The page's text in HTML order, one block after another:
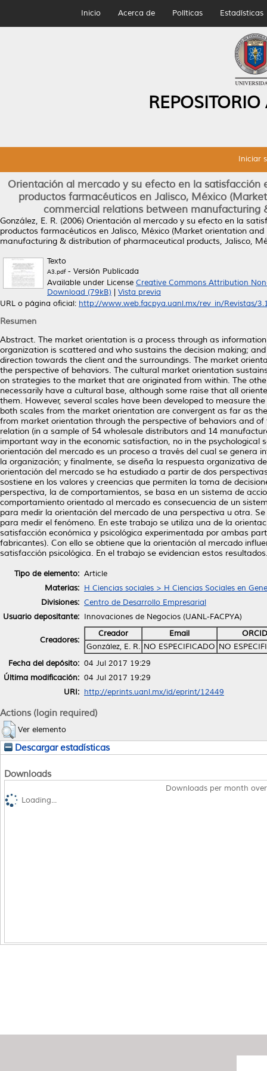
Inicio Acerca de Políticas Estadísticas
Iniciar
Orientación al mercado y su efecto en la
productos farmacéuticos en Jalisco, México
commercial relations between manufacturing
González, E. R. (2006) Orientación al mercado y su efecto en la
productos farmacéuticos en Jalisco, México (Market orientation
manufacturing & distribution of pharmaceutical products, Jalisco,
Texto
A3.pdf- Versión Publicada
Available under License Creative Commons Attribution
Download (79kB)
Vista previa
URL o página oficial: http://www.web.facpya.uanl.mx/rev_in/Revistas/
Resumen
Abstract. The market orientation is a process through as
organization is scattered and who sustains the decision making;
direction towards the client and the surroundings. The market
the perspective of behaviors. The cultural market orientation
on strategies to the market that are originated from within. The
necessarily have a cultural base, although some raise that all
them. However, several scales have been developed to measure
both scales from the market orientation are convergent as far as
from market orientation through the perspective of behaviors and
relation (in a sample of 54 wholesale distributors and 14
important way in the economic satisfaction, no in the
orientación del mercado es un proceso a través del cual se genera
la organización; y finalmente, se diseña la respuesta organizativa
orientación del mercado se ha estudiado a partir de dos
sostiene en los valores y creencias que permiten la toma de
perspectiva, la de comportamientos, se basa en un sistema de
comportamiento orientado al mercado es consecuencia de un
para medir la orientación del mercado de una perspectiva u otra.
para medir el fenómeno. En este trabajo se utiliza una de la
satisfacción económica y psicológica experimentada por ambas
fabricantes). Con ello se obtiene que la orientación al mercado
satisfacción psicológica. En el trabajo se evidencian estos
Tipo de elemento: Article
Materias: H Ciencias sociales > H Ciencias Sociales en
Divisiones: Centro de Desarrollo Empresarial
Usuario depositante: Innovaciones de Negocios (UANL-FACPYA)
Creadores:
Creador Email
ORCID
González, E. R. NO ESPECIFICADO NO
Fecha del depósito: 04 Jul 2017 19:29
Última modificación: 04 Jul 2017 19:29
URI: http://eprints.uanl.mx/id/eprint/12449
Actions (login required)
Ver elemento
Descargar estadísticas
Downloads
Downloads per month
Loading...